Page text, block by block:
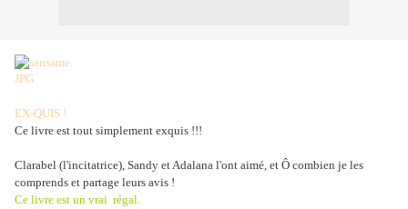
EX-QUIS !
Ce livre est tout simplement exquis !!!
Clarabel (l'incitatrice), Sandy et Adalana l'ont aimé, et Ô combien je les
comprends et partage leurs avis !
Ce livre est un vrai régal.